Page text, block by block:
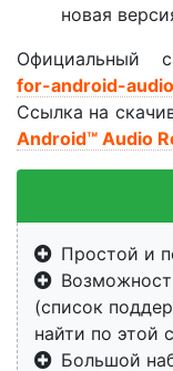
новая
Официальный
for-android-
Ссылка на
Android™ Audio
Простой и
(список
найти по этой
Большой